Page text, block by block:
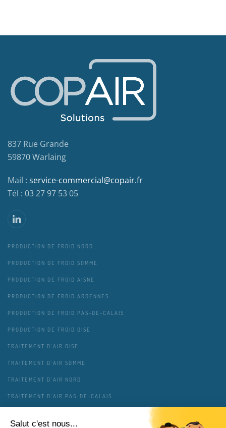
837 Rue Grande
59870 Warlaing
Mail : service-commercial@copair.fr
Tél : 03 27 97 53 05
PRODUCTION DE FROID NORD
PRODUCTION DE FROID SOMME
PRODUCTION DE FROID AISNE
PRODUCTION DE FROID ARDENNES
PRODUCTION DE FROID PAS-DE-CALAIS
PRODUCTION DE FROID OISE
TRAITEMENT D'AIR OISE
TRAITEMENT D'AIR SOMME
TRAITEMENT D'AIR NORD
TRAITEMENT D'AIR PAS-DE-CALAIS